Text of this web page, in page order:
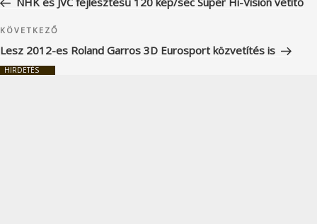
Következő
bejegyzés
KÖVETKEZŐ
Lesz 2012-es Roland Garros 3D Eurosport közvetítés is
HIRDETÉS